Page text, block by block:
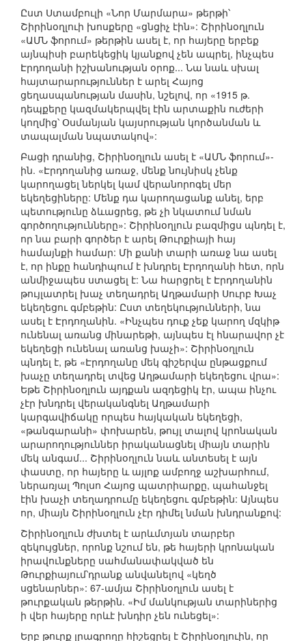
Ըստ Ստամբուլի «Նոր Մարմարա» թերթի՝
Շիրինօղլուի խոսքերը «ցնցիչ էին»: Շիրինօղլուն
«ԱՄՆ ֆորում» թերթին ասել է, որ հայերը երբեք
այնպիսի բարեկեցիկ կյանքով չեն ապրել, ինչպես
Էրդողանի իշխանության օրոք... Նա նաև սխալ
հայտարարություններ է արել Հայոց
ցեղասպանության մասին, նշելով, որ «1915 թ.
դեպքերը կազմակերպվել էին արտաքին ուժերի
կողմից՝ Օսմանյան կայսրության կործանման և
տապալման նպատակով»:
Բացի դրանից, Շիրինօղլուն ասել է «ԱՄՆ ֆորում»-
ին. «Էրդողանից առաջ, մենք նույնիսկ չենք
կարողացել ներկել կամ վերանորոգել մեր
եկեղեցիները: Մենք դա կարողացանք անել, երբ
պետությունը ձևացրեց, թե չի նկատում նման
գործողությունները»: Շիրինօղլուն բազմիցս պնդել է,
որ նա բարի գործեր է արել Թուրքիայի հայ
համայնքի համար: Մի քանի տարի առաջ նա ասել
է, որ ինքը հանդիպում է խնդրել Էրդողանի հետ, որն
անմիջապես ստացել է: Նա հարցրել է Էրդողանին
թույլատրել խաչ տեղադրել Աղթամարի Սուրբ Խաչ
եկեղեցու գմբեթին: Ըստ տեղեկությունների, նա
ասել է Էրդողանին. «Ինչպես դուք չեք կարող մզկիթ
ունենալ առանց մինարեթի, այնպես էլ հնարավոր չէ
եկեղեցի ունենալ առանց խաչի»: Շիրինօղլուն
պնդել է, թե «Էրդողանը մեկ գիշերվա ընթացքում
խաչը տեղադրել տվեց Աղթամարի եկեղեցու վրա»:
Եթե Շիրինօղլուն այդքան ազդեցիկ էր, ապա ինչու
չէր խնդրել վերականգնել Աղթամարի
կարգավիճակը որպես հայկական եկեղեցի,
«թանգարանի» փոխարեն, թույլ տալով կրոնական
արարողություններ իրականացնել միայն տարին
մեկ անգամ... Շիրինօղլուն նաև անտեսել է այն
փաստը, որ հայերը և այլոք ամբողջ աշխարհում,
ներառյալ Պոլսո Հայոց պատրիարքը, պահանջել
էին խաչի տեղադրումը եկեղեցու գմբեթին: Այնպես
որ, միայն Շիրինօղլուն չէր դիմել նման խնդրանքով:
Շիրինօղլուն ժխտել է արևմտյան տարբեր
զեկույցներ, որոնք նշում են, թե հայերի կրոնական
իրավունքները սահմանափակված են
Թուրքիայում՝դրանք անվանելով «կեղծ
սցենարներ»: 67-ամյա Շիրինօղլուն ասել է
թուրքական թերթին. «Իմ մանկության տարիներից
ի վեր հայերը որևէ խնդիր չեն ունեցել»:
Երբ թուրք լրագրողը հիշեցրել է Շիրինօղլուին, որ